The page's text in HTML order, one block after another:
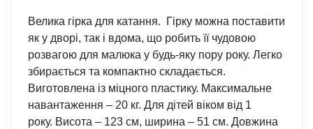
Велика гірка для катання. Гірку можна поставити
як у дворі, так і вдома, що робить її чудовою
розвагою для малюка у будь-яку пору року. Легко
збирається та компактно складається.
Виготовлена із міцного пластику. Максимальне
навантаження – 20 кг. Для дітей віком від 1
року. Висота – 123 см, ширина – 51 см. Довжина